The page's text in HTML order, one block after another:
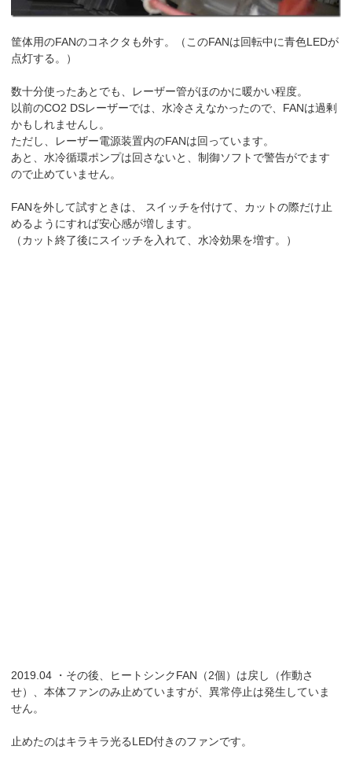
筐体用のFANのコネクタも外す。（このFANは回転中に青色LEDが
点灯する。）
数十分使ったあとでも、レーザー管がほのかに暖かい程度。
以前のCO2 DSレーザーでは、水冷さえなかったので、FANは過剰
かもしれませんし。
ただし、レーザー電源装置内のFANは回っています。
あと、水冷循環ポンプは回さないと、制御ソフトで警告がでます
ので止めていません。
FANを外して試すときは、 スイッチを付けて、カットの際だけ止
めるようにすれば安心感が増します。
（カット終了後にスイッチを入れて、水冷効果を増す。）
2019.04 ・その後、ヒートシンクFAN（2個）は戻し（作動さ
せ）、本体ファンのみ止めていますが、異常停止は発生していま
せん。
止めたのはキラキラ光るLED付きのファンです。